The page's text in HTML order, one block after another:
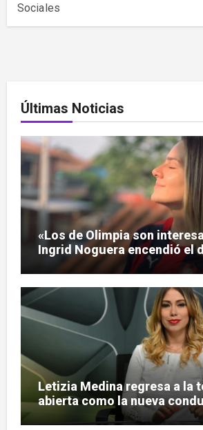
Sociales
Últimas Noticias
«Los de Olimpia son
Ingrid Noguera encendió el
sobre las hinchadas
Letizia Medina regresa a la
abierta como la nueva
«Pulso Urbano»